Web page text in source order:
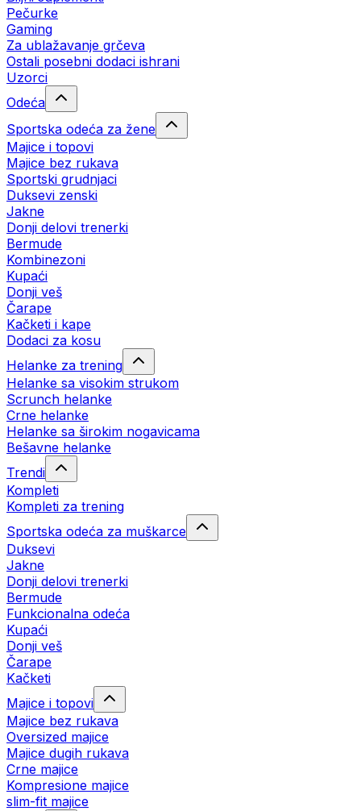
Pečurke
Gaming
Za ublažavanje grčeva
Ostali posebni dodaci ishrani
Uzorci
Odeća
Sportska odeća za žene
Majice i topovi
Majice bez rukava
Sportski grudnjaci
Duksevi zenski
Jakne
Donji delovi trenerki
Bermude
Kombinezoni
Kupaći
Donji veš
Čarape
Kačketi i kape
Dodaci za kosu
Helanke za trening
Helanke sa visokim strukom
Scrunch helanke
Crne helanke
Helanke sa širokim nogavicama
Bešavne helanke
Trendi
Kompleti
Kompleti za trening
Sportska odeća za muškarce
Duksevi
Jakne
Donji delovi trenerki
Bermude
Funkcionalna odeća
Kupaći
Donji veš
Čarape
Kačketi
Majice i topovi
Majice bez rukava
Oversized majice
Majice dugih rukava
Crne majice
Kompresione majice
slim-fit majice